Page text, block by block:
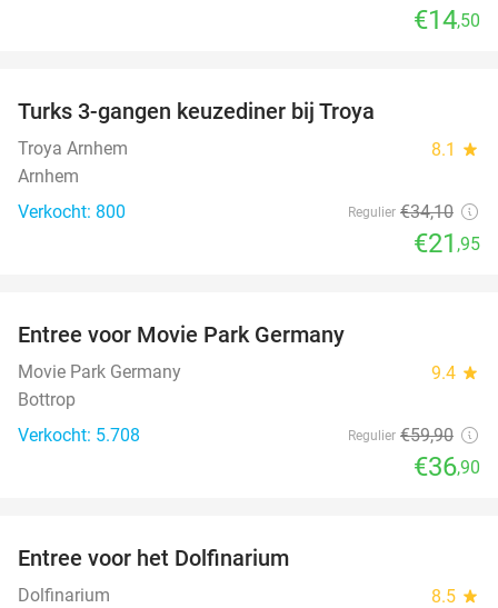
€14,50
Turks 3-gangen keuzediner bij Troya
Troya Arnhem 8.1 star
Arnhem
Verkocht: 800
Regulier €34,10
€21 ,95
Entree voor Movie Park Germany
Movie Park Germany 9.4 star
Bottrop
Verkocht: 5.708
Regulier €59,90
€36,90
Entree voor het Dolfinarium
Dolfinarium 8.5 star